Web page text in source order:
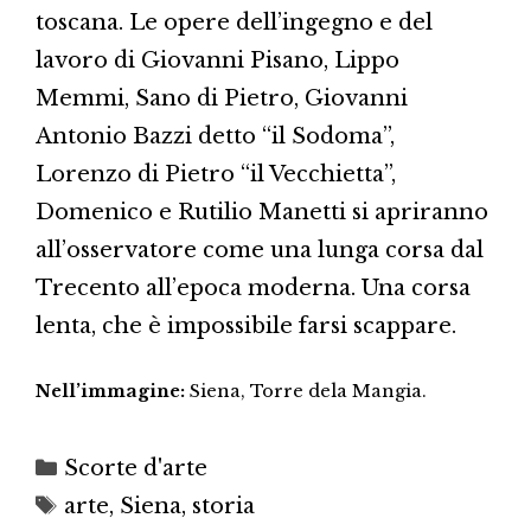
toscana. Le opere dell’ingegno e del
lavoro di Giovanni Pisano, Lippo
Memmi, Sano di Pietro, Giovanni
Antonio Bazzi detto “il Sodoma”,
Lorenzo di Pietro “il Vecchietta”,
Domenico e Rutilio Manetti si apriranno
all’osservatore come una lunga corsa dal
Trecento all’epoca moderna. Una corsa
lenta, che è impossibile farsi scappare.
Nell’immagine: Siena, Torre dela Mangia.
Categorie
Scorte d'arte
Tag
arte, Siena, storia